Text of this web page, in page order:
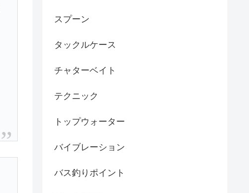
スプーン
タックルケース
チャターベイト
テクニック
トップウォーター
バイブレーション
バス釣りポイント